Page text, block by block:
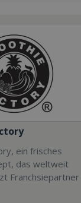
ein frisches
das weltweit
Franchsiepartner